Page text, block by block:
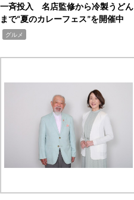
一斉投入 名店監修から冷製うどん
まで“夏のカレーフェス”を開催中
グルメ